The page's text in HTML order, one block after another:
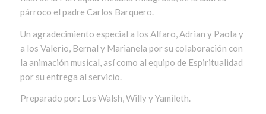
párroco el padre Carlos Barquero.
Un agradecimiento especial a los Alfaro, Adrian y Paola y
a los Valerio, Bernal y Marianela por su colaboración con
la animación musical, así como al equipo de Espiritualidad
por su entrega al servicio.
Preparado por: Los Walsh, Willy y Yamileth.